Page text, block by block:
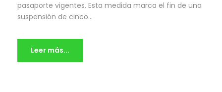
pasaporte vigentes. Esta medida marca el fin de una
suspensión de cinco...
Leer más...